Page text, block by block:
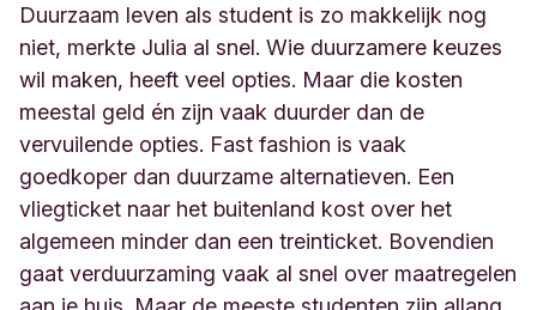
Duurzaam leven als student is zo makkelijk nog
niet, merkte Julia al snel. Wie duurzamere keuzes
wil maken, heeft veel opties. Maar die kosten
meestal geld én zijn vaak duurder dan de
vervuilende opties. Fast fashion is vaak
goedkoper dan duurzame alternatieven. Een
vliegticket naar het buitenland kost over het
algemeen minder dan een treinticket. Bovendien
gaat verduurzaming vaak al snel over maatregelen